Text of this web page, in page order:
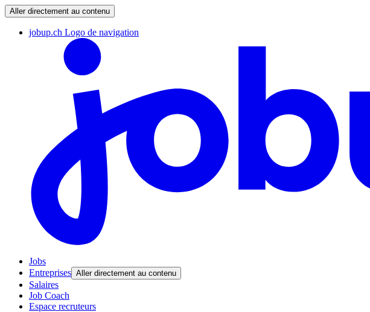
Aller directement au contenu
jobup.ch Logo de navigation
Jobs
Entreprises Aller directement au contenu
Salaires
Job Coach
Espace recruteurs